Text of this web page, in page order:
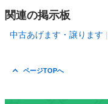
関連の掲示板
中古あげます・譲ります
ページTOPへ